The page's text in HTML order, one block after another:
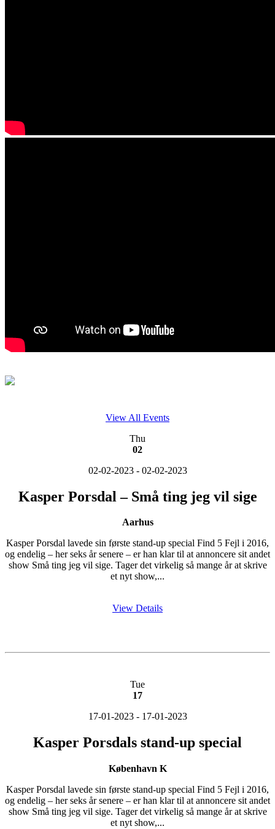
View All Events
Thu
02
02-02-2023 - 02-02-2023
Kasper Porsdal – Små ting jeg vil sige
Aarhus
Kasper Porsdal lavede sin første stand-up special Find 5 Fejl i 2016,
og endelig – her seks år senere – er han klar til at annoncere sit andet
show Små ting jeg vil sige. Tager det virkelig så mange år at skrive
et nyt show,...
View Details
Tue
17
17-01-2023 - 17-01-2023
Kasper Porsdals stand-up special
København K
Kasper Porsdal lavede sin første stand-up special Find 5 Fejl i 2016,
og endelig – her seks år senere – er han klar til at annoncere sit andet
show Små ting jeg vil sige. Tager det virkelig så mange år at skrive
et nyt show,...